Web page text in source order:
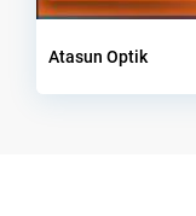
Atasun Optik